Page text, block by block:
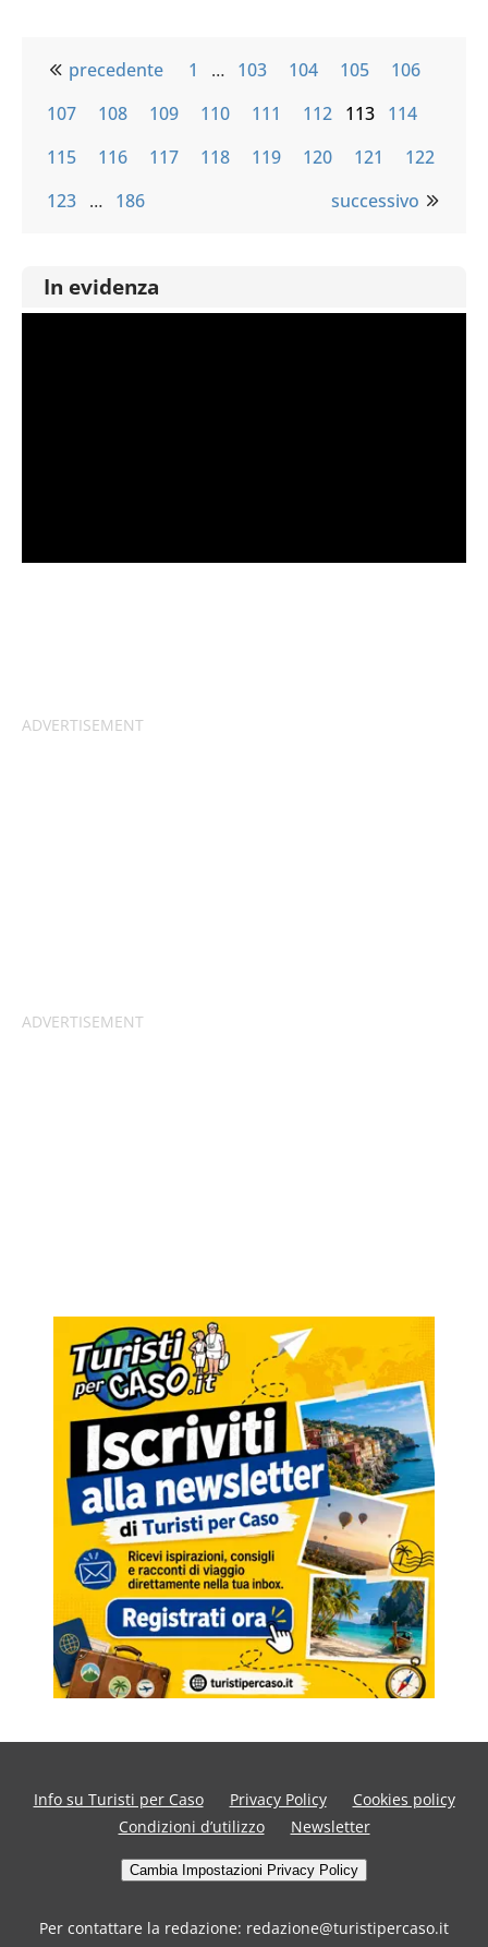
precedente 1 … 103 104 105
106
107
108 109 110 111 112 113 114
115
116 117 118 119 120 121
122
123 … 186 successivo
In evidenza
Info su Turisti per Caso Privacy Policy
Cookies policy
Condizioni d’utilizzo
Newsletter
Cambia Impostazioni Privacy Policy
Per contattare la redazione: redazione@turistipercaso.it